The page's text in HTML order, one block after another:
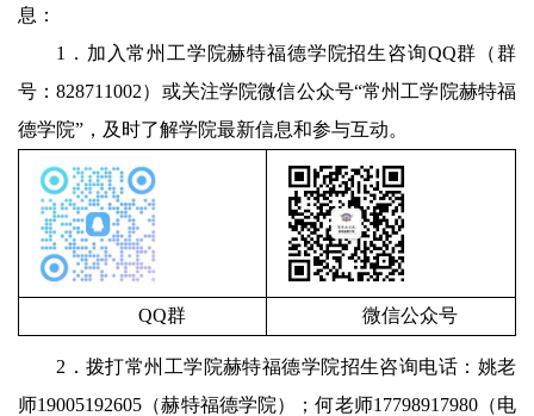
息：
1
． 加入常州工学院赫特福德学院招生咨询QQ群（群
号：828711002）或关注学院微信公众号“常州工学院赫特福
德学院”，及时了解学院最新信息和参与互动。
QQ群 微信公众号
2 ．拨打常州工学院赫特福德学院招生咨询电话：姚老
师19005192605 （赫特福德学院）；何老师17798917980（电